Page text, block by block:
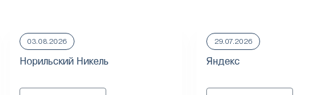
03.08.2026
Норильский Никель
29.07.2026
Яндекс